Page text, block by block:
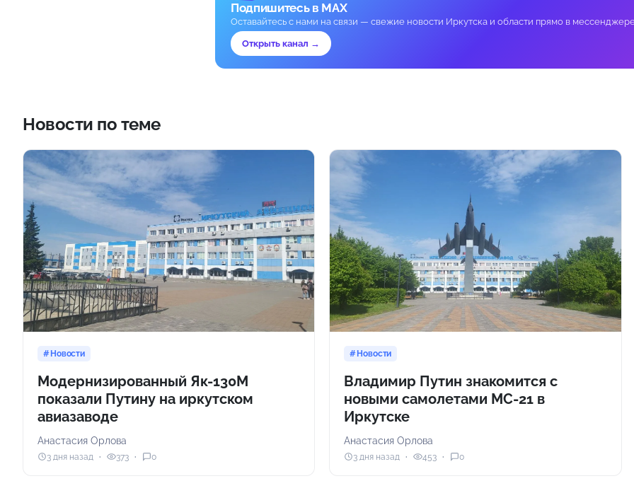
Подпишитесь в MAX
Оставайтесь с нами на связи — свежие новости Иркутска и области прямо в
Открыть канал →
Новости по теме
Новости
Модернизированный Як-130М
показали Путину на иркутском
авиазаводе
Анастасия Орлова
3 дня назад 373 0
Новости
Владимир Путин знакомится с
новыми самолетами МС-21 в
Иркутске
Анастасия Орлова
3 дня назад 453 0